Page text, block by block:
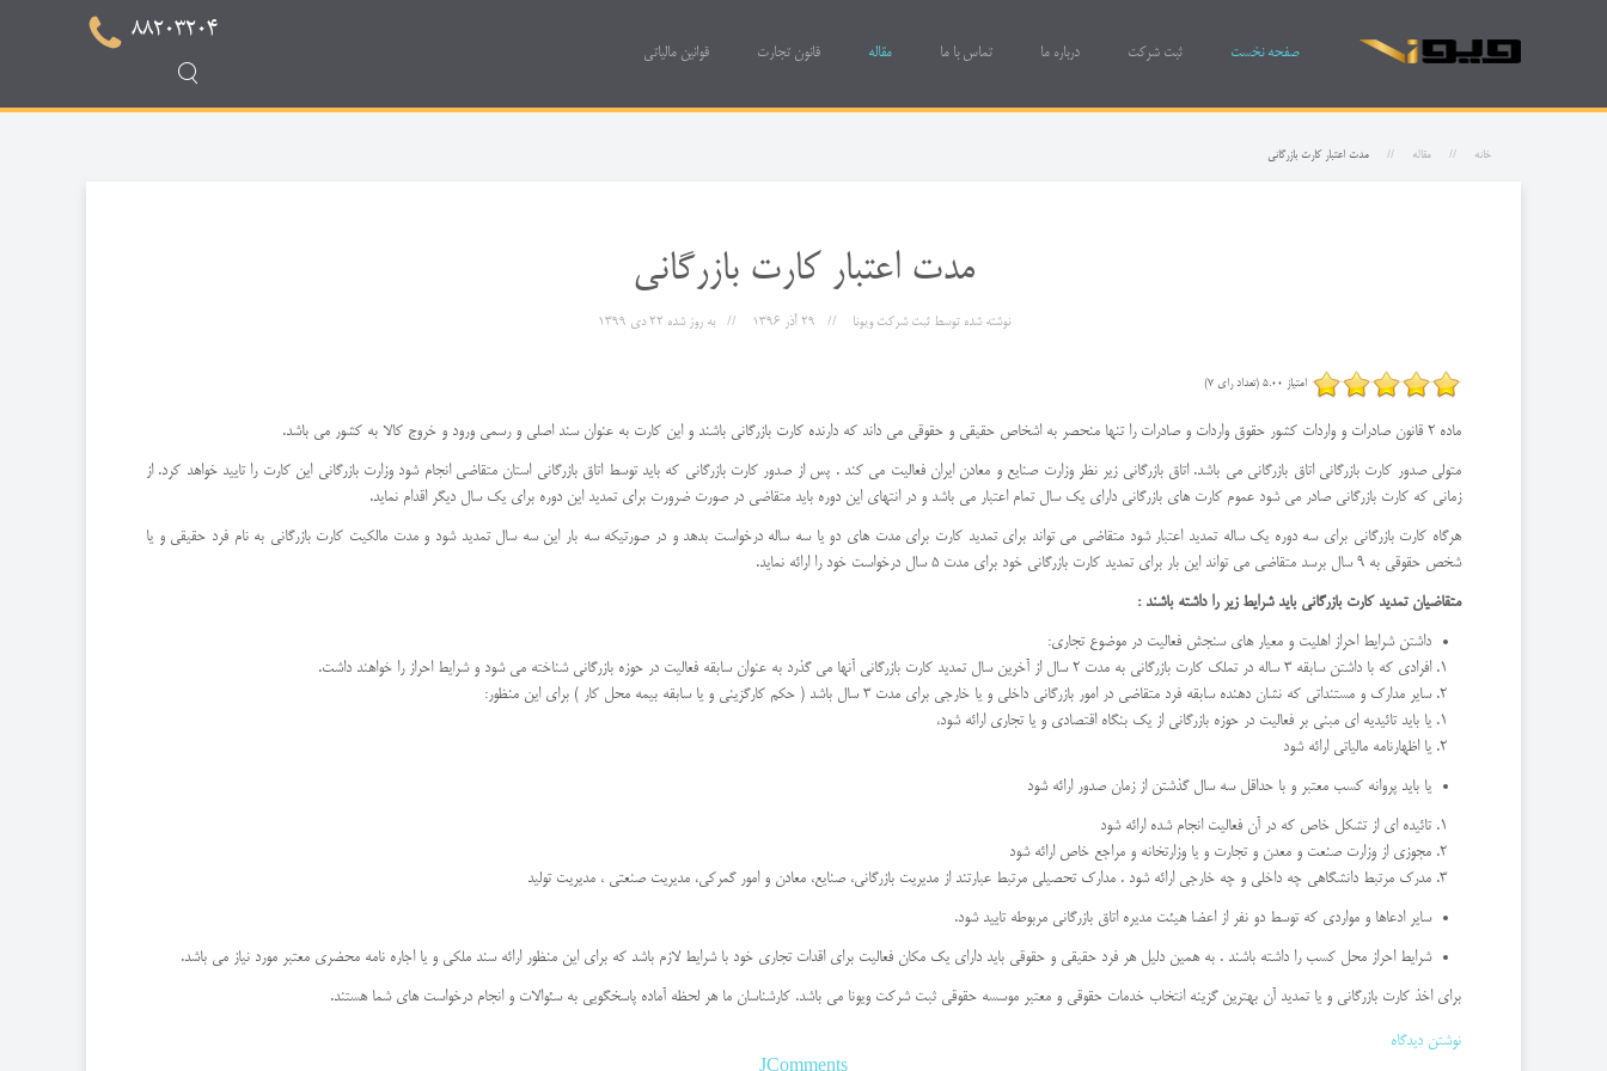
صفحه نخست ثبت شرکت درباره ما تماس با ما مقاله قانون تجارت قوانین مالیاتی
88203204
خانه مقاله مدت اعتبار کارت بازرگانی
مدت اعتبار کارت بازرگانی
نوشته شده توسطثبت شرکت ویونا 29 آذر 1396 به روز شده 22 دی 1399
امتیاز 5.00 (تعداد رای 7)
ماده 2 قانون صادرات و واردات کشور حقوق واردات و صادرات را تنها منحصر به اشخاص حقیقی و حقوقی می داند که دارنده کارت بازرگانی باشند و این کارت به عنوان سند اصلی و رسمی ورود و خروج کالا به کشور می باشد.
متولی صدور کارت بازرگانی اتاق بازرگانی می باشد. اتاق بازرگانی زیر نظر وزارت صنایع و معادن ایران فعالیت می کند . پس از صدور کارت بازرگانی که باید توسط اتاق بازرگانی استان متقاضی انجام شود وزارت بازرگانی این کارت را تایید خواهد کرد. از
زمانی که کارت بازرگانی صادر می شود عموم کارت های بازرگانی دارای یک سال تمام اعتبار می باشد و در انتهای این دوره باید متقاضی در صورت ضرورت برای تمدید این دوره برای یک سال دیگر اقدام نماید.
هرگاه کارت بازرگانی برای سه دوره یک ساله تمدید اعتبار شود متقاضی می تواند برای تمدید کارت برای مدت های دو یا سه ساله درخواست بدهد و در صورتیکه سه بار این سه سال تمدید شود و مدت مالکیت کارت بازرگانی به نام فرد حقیقی و یا
شخص حقوقی به 9 سال برسد متقاضی می تواند این بار برای تمدید کارت بازرگانی خود برای مدت 5 سال درخواست خود را ارائه نماید.
متقاضیان تمدید کارت بازرگانی باید شرایط زیر را داشته باشند :
داشتن شرایط احراز اهلیت و معیار های سنجش فعالیت در موضوع تجاری:
افرادی که با داشتن سابقه 3 ساله در تملک کارت بازرگانی به مدت 2 سال از آخرین سال تمدید کارت بازرگانی آنها می گذرد به عنوان سابقه فعالیت در حوزه بازرگانی شناخته می شود و شرایط احراز را خواهند داشت.
سایر مدارک و مستنداتی که نشان دهنده سابقه فرد متقاضی در امور بازرگانی داخلی و یا خارجی برای مدت 3 سال باشد ( حکم کارگزینی و یا سابقه بیمه محل کار ) برای این منظور:
یا باید تائیدیه ای مبنی بر فعالیت در حوزه بازرگانی از یک بنگاه اقتصادی و یا تجاری ارائه شود،
یا اظهارنامه مالیاتی ارائه شود
یا باید پروانه کسب معتبر و با حداقل سه سال گذشتن از زمان صدور ارائه شود
تائیده ای از تشکل خاص که در آن فعالیت انجام شده ارائه شود
مجوزی از وزارت صنعت و معدن و تجارت و یا وزارتخانه و مراجع خاص ارائه شود
مدرک مرتبط دانشگاهی چه داخلی و چه خارجی ارائه شود . مدارک تحصیلی مرتبط عبارتند از مدیریت بازرگانی، صنایع، معادن و امور گمرکی، مدیریت صنعتی ، مدیریت تولید
سایر ادعاها و مواردی که توسط دو نفر از اعضا هیئت مدیره اتاق بازرگانی مربوطه تایید شود.
شرایط احراز محل کسب را داشته باشند . به همین دلیل هر فرد حقیقی و حقوقی باید دارای یک مکان فعالیت برای اقدات تجاری خود با شرایط لازم باشد که برای این منظور ارائه سند ملکی و یا اجاره نامه محضری معتبر مورد نیاز می باشد.
برای اخذ کارت بازرگانی و یا تمدید آن بهترین گزینه انتخاب خدمات حقوقی و معتبر موسسه حقوقی ثبت شرکت ویونا می باشد. کارشناسان ما هر لحظه آماده پاسخگویی به سئوالات و انجام درخواست های شما هستند.
نوشتن دیدگاه